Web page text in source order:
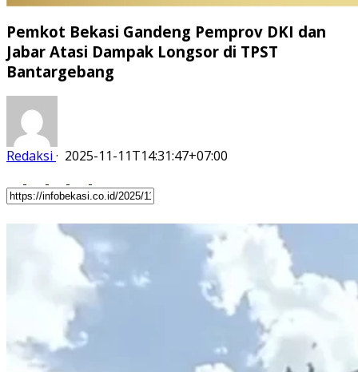
Pemkot Bekasi Gandeng Pemprov DKI dan
Jabar Atasi Dampak Longsor di TPST
Bantargebang
Redaksi · 2025-11-11T14:31:47+07:00